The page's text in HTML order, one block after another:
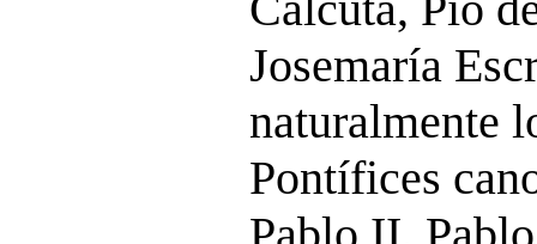
Josemaría
naturalmente
Pontífices